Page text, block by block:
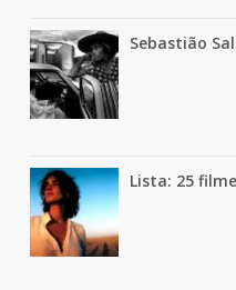
Sebastião
Lista: 25